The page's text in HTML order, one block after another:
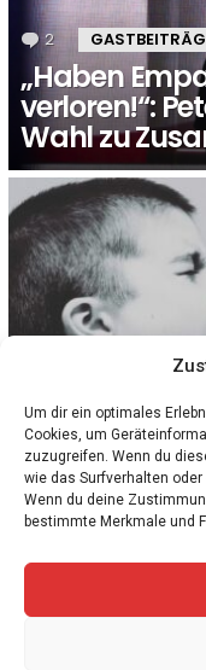
Um dir ein optimales
Cookies, um
zuzugreifen. Wenn du
wie das Surfverhalten
Wenn du deine
bestimmte Merkmale und
2 Kommentare
„Haben
verloren!“:
Wahl zu
8 Kommentare
WISSEN
Von Trump
– auch wenn